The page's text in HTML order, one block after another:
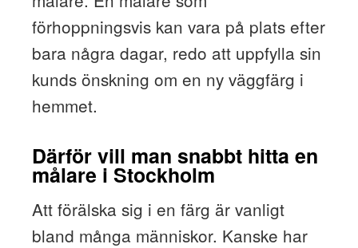
förhoppningsvis kan vara på plats efter
bara några dagar, redo att uppfylla sin
kunds önskning om en ny väggfärg i
hemmet.
Därför vill man snabbt hitta en
målare i Stockholm
Att förälska sig i en färg är vanligt
bland många människor. Kanske har